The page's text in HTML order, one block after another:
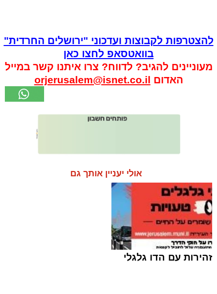
להצטרפות לקבוצות ועדכוני "ירושלים החרדית"
בוואטסאפ לחצו כאן
מעוניינים להגיב? לדווח? צרו איתנו קשר במייל
האדום orjerusalem@isnet.co.il
אולי יעניין אותך גם
זהירות עם הדו גלגלי